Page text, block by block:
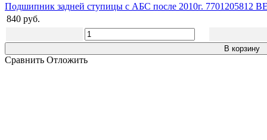
Подшипник задней ступицы с АБС после 2010г. 7701205812
840 руб.
В корзину
Сравнить Отложить